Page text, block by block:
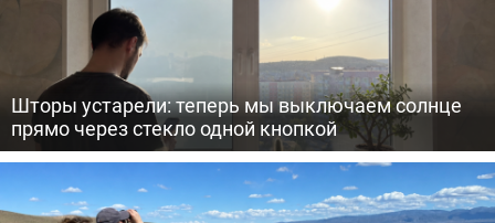
Шторы устарели: теперь мы выключаем солнце
прямо через стекло одной кнопкой